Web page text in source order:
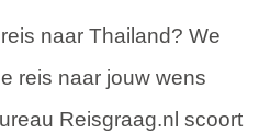
naar Thailand? We
reis naar jouw wens
Reisgraag.nl scoort